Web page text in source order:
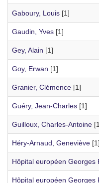
Gaboury, Louis [1]
Gaudin, Yves [1]
Gey, Alain [1]
Goy, Erwan [1]
Granier, Clémence [1]
Guéry, Jean-Charles [1]
Guilloux, Charles-Antoine
Héry-Arnaud, Geneviève [1]
Hôpital européen Georges
Hôpital européen Georges